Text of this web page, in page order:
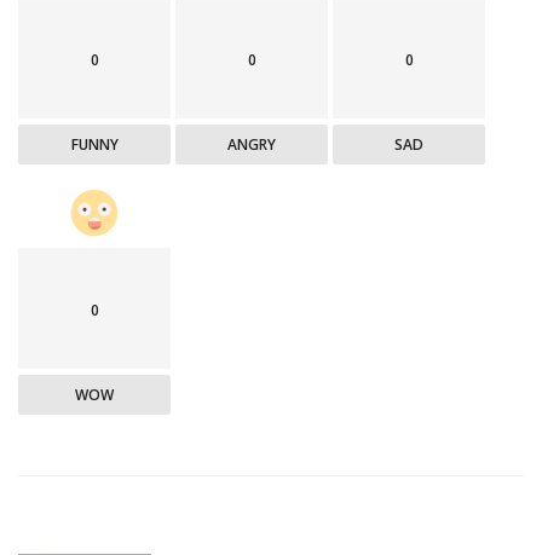
0
FUNNY
0
ANGRY
0
SAD
0
WOW